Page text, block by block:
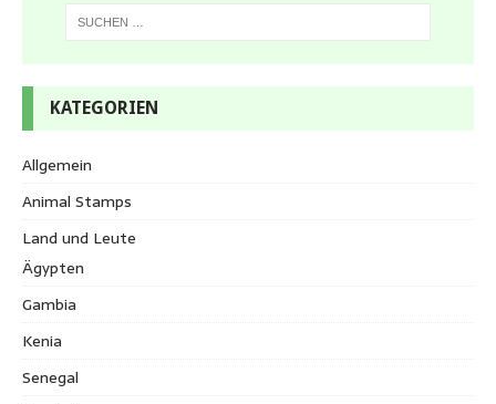
KATEGORIEN
Allgemein
Animal Stamps
Land und Leute
Ägypten
Gambia
Kenia
Senegal